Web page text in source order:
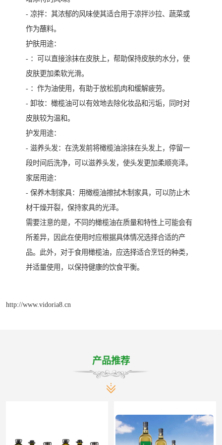
- 凉拌：其浓郁的风味使其适合用于凉拌沙拉、蔬菜或
作为蘸料。
护肤用途：
- ：可以直接涂抹在皮肤上，帮助保持皮肤的水分，使
皮肤更加柔软光滑。
- ：作为油使用，有助于放松肌肉和缓解疲劳。
- 卸妆：橄榄油可以有效地去除化妆品和污垢，同时对
皮肤较为温和。
护发用途：
- 滋养头发：在洗发前将橄榄油涂抹在头发上，停留一
段时间后洗净，可以滋养头发，使头发更加柔顺亮泽。
家居用途：
- 保养木制家具：用橄榄油擦拭木制家具，可以防止木
材干燥开裂，保持家具的光泽。
需要注意的是，不同的橄榄油在质量和特性上可能会有
所差异，因此在使用时应根据具体情况选择合适的产
品。此外，对于食用橄榄油，应选择适合烹饪的种类，
并适量使用，以保持健康的饮食平衡。
http://www.vidoria8.cn
产品推荐